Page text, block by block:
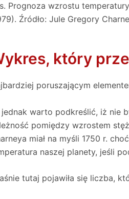
Prognoza wzrostu
Źródło: Jule Gregory
który
poruszającym
jednak warto podkreślić, iż nie
pomiędzy wzrostem
miał na myśli 1750 r.
naszej planety, jeśli
tutaj pojawiła się liczba,